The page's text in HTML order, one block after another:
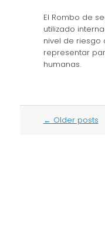
El Rombo de
utilizado
nivel de riesgo
representar
humanas.
Post
← Older posts